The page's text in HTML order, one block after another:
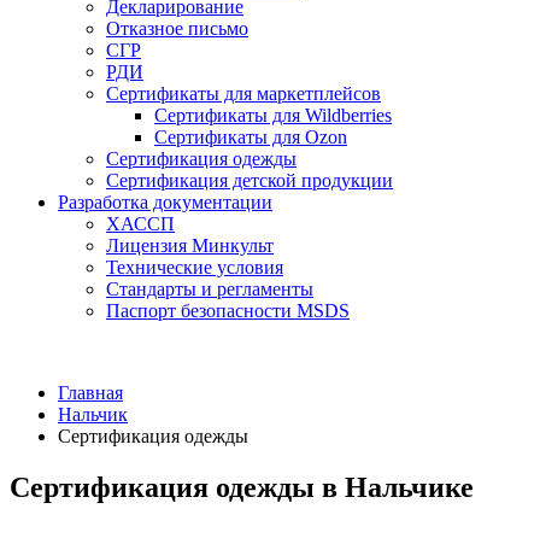
Декларирование
Отказное письмо
СГР
РДИ
Сертификаты для маркетплейсов
Сертификаты для Wildberries
Сертификаты для Ozon
Сертификация одежды
Сертификация детской продукции
Разработка документации
ХАССП
Лицензия Минкульт
Технические условия
Стандарты и регламенты
Паспорт безопасности MSDS
Главная
Нальчик
Сертификация одежды
Сертификация одежды в Нальчике